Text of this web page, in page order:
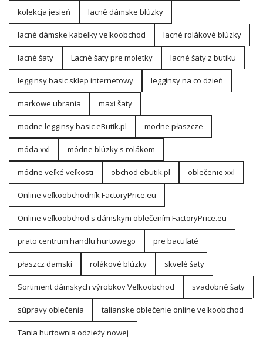
kolekcja jesień lacné dámske blúzky
lacné dámske kabelky veľkoobchod lacné rolákové blúzky
lacné šaty Lacné šaty pre moletky lacné šaty z butiku
legginsy basic sklep internetowy legginsy na co dzień
markowe ubrania maxi šaty
modne legginsy basic eButik.pl modne płaszcze
móda xxl módne blúzky s rolákom
módne veľké veľkosti obchod ebutik.pl oblečenie xxl
Online veľkoobchodník FactoryPrice.eu
Online veľkoobchod s dámskym oblečením FactoryPrice.eu
prato centrum handlu hurtowego pre bacuľaté
płaszcz damski rolákové blúzky skvelé šaty
Sortiment dámskych výrobkov Veľkoobchod svadobné šaty
súpravy oblečenia talianske oblečenie online veľkoobchod
Tania hurtownia odzieży nowej